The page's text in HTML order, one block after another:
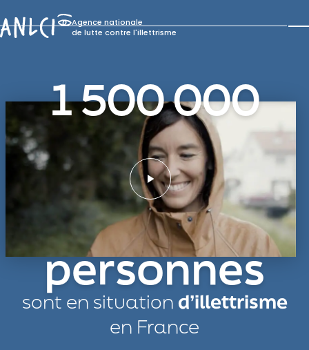
to
content
Agence nationale
de lutte contre l'illettrisme
1 500 000
personnes
sont en situation d’illettrisme
en France